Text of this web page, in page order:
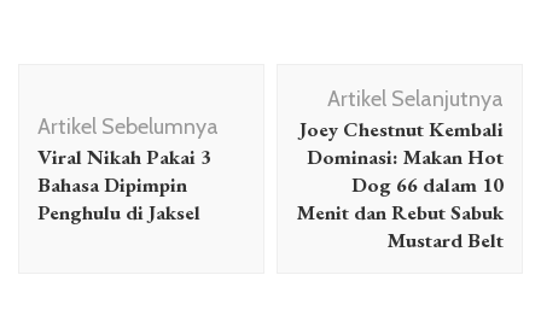
Artikel
Artikel Sebelumnya
Viral Nikah Pakai 3
Bahasa Dipimpin
Penghulu di Jaksel
Artikel Selanjutnya
Joey Chestnut Kembali
Dominasi: Makan Hot
Dog 66 dalam 10
Menit dan Rebut Sabuk
Mustard Belt